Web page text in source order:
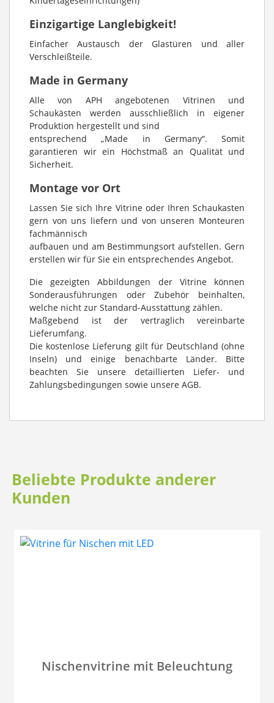
Einzigartige Langlebigkeit!
Einfacher Austausch der Glastüren und aller
Verschleißteile.
Made in Germany
Alle von APH angebotenen Vitrinen und
Schaukästen werden ausschließlich in eigener
Produktion hergestellt und sind
entsprechend „Made in Germany“. Somit
garantieren wir ein Höchstmaß an Qualität und
Sicherheit.
Montage vor Ort
Lassen Sie sich Ihre Vitrine oder Ihren Schaukasten
gern von uns liefern und von unseren Monteuren
fachmännisch
aufbauen und am Bestimmungsort aufstellen. Gern
erstellen wir für Sie ein entsprechendes Angebot.
Die gezeigten Abbildungen der Vitrine können
Sonderausführungen oder Zubehör beinhalten,
welche nicht zur Standard-Ausstattung zählen.
Maßgebend ist der vertraglich vereinbarte
Lieferumfang.
Die kostenlose Lieferung gilt für Deutschland (ohne
Inseln) und einige benachbarte Länder. Bitte
beachten Sie unsere detaillierten Liefer- und
Zahlungsbedingungen sowie unsere AGB.
Beliebte Produkte anderer
Kunden
Nischenvitrine mit Beleuchtung